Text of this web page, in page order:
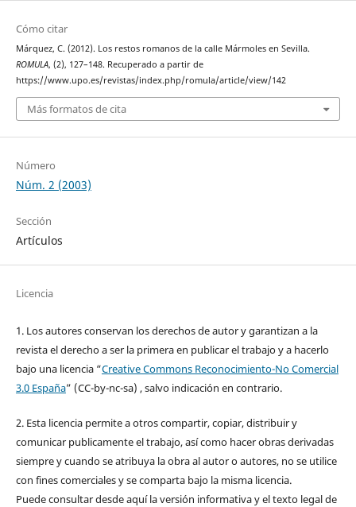
Cómo citar
Márquez, C. (2012). Los restos romanos de la calle Mármoles en Sevilla.
ROMULA, (2), 127–148. Recuperado a partir de
https://www.upo.es/revistas/index.php/romula/article/view/142
Más formatos de cita
Número
Núm. 2 (2003)
Sección
Artículos
Licencia
1. Los autores conservan los derechos de autor y garantizan a la
revista el derecho a ser la primera en publicar el trabajo y a hacerlo
bajo una licencia “Creative Commons Reconocimiento-No Comercial
3.0 España” (CC-by-nc-sa) , salvo indicación en contrario.
2. Esta licencia permite a otros compartir, copiar, distribuir y
comunicar publicamente el trabajo, así como hacer obras derivadas
siempre y cuando se atribuya la obra al autor o autores, no se utilice
con fines comerciales y se comparta bajo la misma licencia.
Puede consultar desde aquí la versión informativa y el texto legal de